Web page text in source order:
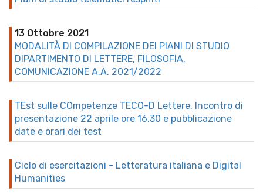
13 Ottobre 2021
MODALITÀ DI COMPILAZIONE DEI PIANI DI STUDIO
DIPARTIMENTO DI LETTERE, FILOSOFIA,
COMUNICAZIONE A.A. 2021/2022
TEst sulle COmpetenze TECO-D Lettere. Incontro di
presentazione 22 aprile ore 16.30 e pubblicazione
date e orari dei test
Ciclo di esercitazioni - Letteratura italiana e Digital
Humanities